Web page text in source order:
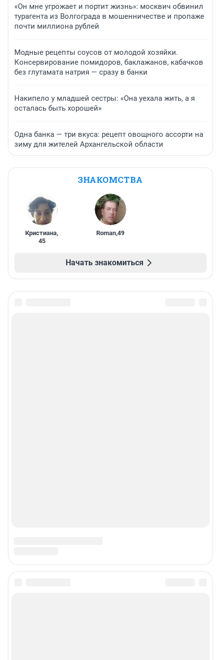
«Он мне угрожает и портит жизнь»: москвич обвинил
турагента из Волгограда в мошенничестве и пропаже
почти миллиона рублей
Модные рецепты соусов от молодой хозяйки.
Консервирование помидоров, баклажанов, кабачков
без глутамата натрия — сразу в банки
Накипело у младшей сестры: «Она уехала жить, а я
осталась быть хорошей»
Одна банка — три вкуса: рецепт овощного ассорти на
зиму для жителей Архангельской области
ЗНАКОМСТВА
Кристиана,
45
Roman,49
Начать знакомиться